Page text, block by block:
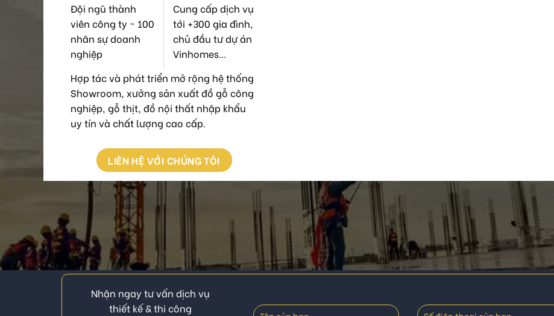
Đội ngũ thành
viên công ty ~ 100
nhân sự doanh
nghiệp
Cung cấp dịch vụ
tới +300 gia đình,
chủ đầu tư dự án
Vinhomes...
Hợp tác và phát triển mở rộng hệ thống
Showroom, xưởng sản xuất đồ gỗ công
nghiệp, gỗ thịt, đồ nội thất nhập khẩu
uy tín và chất lượng cao cấp.
LIÊN HỆ VỚI CHÚNG TÔI
Nhận ngay tư vấn dịch vụ
thiết kế & thi công